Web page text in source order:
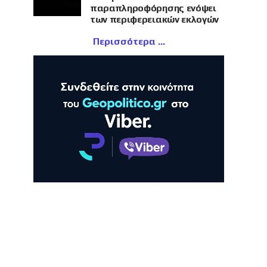
παραπληροφόρησης ενόψει
των περιφερειακών εκλογών
Περισσότερα